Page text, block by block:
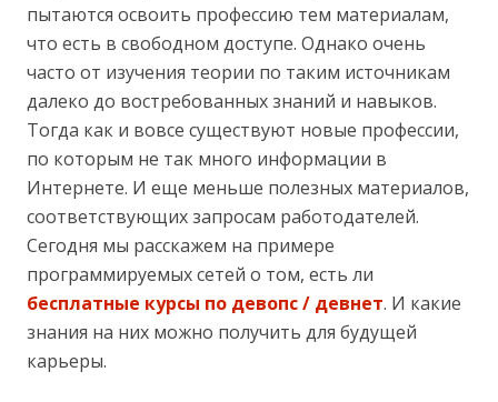
пытаются освоить профессию тем материалам,
что есть в свободном доступе. Однако очень
часто от изучения теории по таким источникам
далеко до востребованных знаний и навыков.
Тогда как и вовсе существуют новые профессии,
по которым не так много информации в
Интернете. И еще меньше полезных материалов,
соответствующих запросам работодателей.
Сегодня мы расскажем на примере
программируемых сетей о том, есть ли
бесплатные курсы по девопс / девнет. И какие
знания на них можно получить для будущей
карьеры.